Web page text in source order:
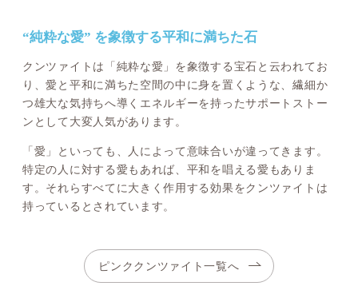
“純粋な愛” を象徴する平和に満ちた石
クンツァイトは「純粋な愛」を象徴する宝石と云われてお
り、愛と平和に満ちた空間の中に身を置くような、繊細か
つ雄大な気持ちへ導くエネルギーを持ったサポートストー
ンとして大変人気があります。
「愛」といっても、人によって意味合いが違ってきます。
特定の人に対する愛もあれば、平和を唱える愛もありま
す。それらすべてに大きく作用する効果をクンツァイトは
持っているとされています。
ピンククンツァイト一覧へ